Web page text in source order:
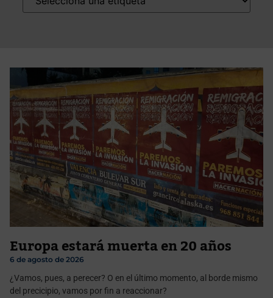
Europa estará muerta en 20 años
6 de agosto de 2026
¿Vamos, pues, a perecer? O en el último momento, al borde mismo
del precicipio, vamos por fin a reaccionar?